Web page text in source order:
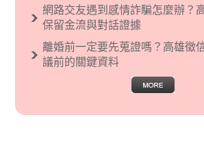
網路交友遇到感情詐騙怎麼辦？
保留金流與對話證據
離婚前一定要先蒐證嗎？高雄徵
議前的關鍵資料